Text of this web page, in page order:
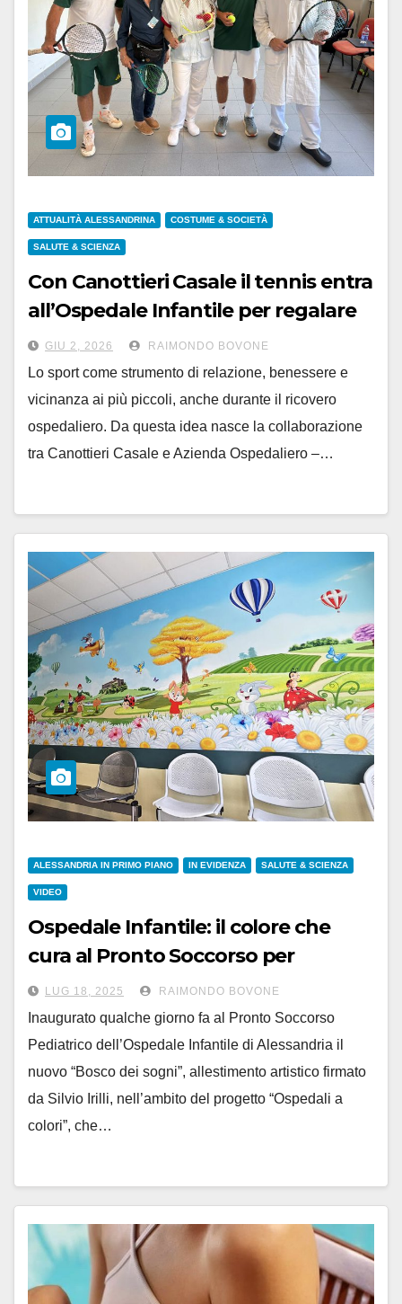
ATTUALITÀ ALESSANDRINA COSTUME & SOCIETÀ
SALUTE & SCIENZA
Con Canottieri Casale il tennis entra
all’Ospedale Infantile per regalare
sorrisi ai piccoli pazienti
GIU 2, 2026 RAIMONDO BOVONE
Lo sport come strumento di relazione, benessere e
vicinanza ai più piccoli, anche durante il ricovero
ospedaliero. Da questa idea nasce la collaborazione
tra Canottieri Casale e Azienda Ospedaliero –…
ALESSANDRIA IN PRIMO PIANO IN EVIDENZA SALUTE & SCIENZA
VIDEO
Ospedale Infantile: il colore che
cura al Pronto Soccorso per
bambini
LUG 18, 2025 RAIMONDO BOVONE
Inaugurato qualche giorno fa al Pronto Soccorso
Pediatrico dell’Ospedale Infantile di Alessandria il
nuovo “Bosco dei sogni”, allestimento artistico firmato
da Silvio Irilli, nell’ambito del progetto “Ospedali a
colori”, che…